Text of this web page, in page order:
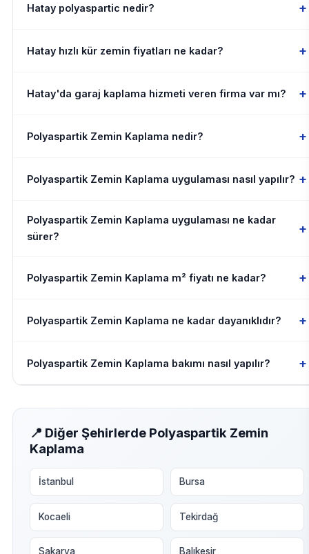
Hatay polyaspartic nedir? +
Hatay hızlı kür zemin fiyatları ne kadar? +
Hatay'da garaj kaplama hizmeti veren firma var mı? +
Polyaspartik Zemin Kaplama nedir? +
Polyaspartik Zemin Kaplama uygulaması nasıl yapılır? +
Polyaspartik Zemin Kaplama uygulaması ne kadar
sürer?
+
Polyaspartik Zemin Kaplama m² fiyatı ne kadar? +
Polyaspartik Zemin Kaplama ne kadar dayanıklıdır? +
Polyaspartik Zemin Kaplama bakımı nasıl yapılır? +
📍 Diğer Şehirlerde Polyaspartik Zemin
Kaplama
İstanbul Bursa
Kocaeli Tekirdağ
Sakarya Balıkesir